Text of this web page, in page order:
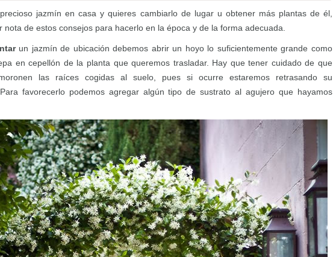
jazmín en casa y quieres cambiarlo de lugar u obtener más plantas de él,
nota de estos consejos para hacerlo en la época y de la forma adecuada.
un jazmín de ubicación debemos abrir un hoyo lo suficientemente grande como
en cepellón de la planta que queremos trasladar. Hay que tener cuidado de que
las raíces cogidas al suelo, pues si ocurre estaremos retrasando su
favorecerlo podemos agregar algún tipo de sustrato al agujero que hayamos